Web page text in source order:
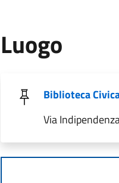
Luogo
Biblioteca
Via